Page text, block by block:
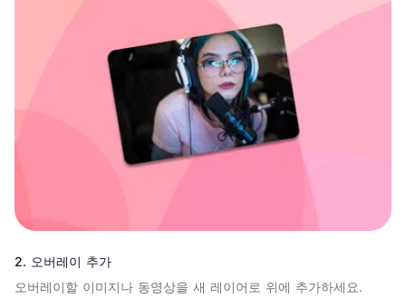
2. 오버레이 추가
오버레이할 이미지나 동영상을 새 레이어로 위에 추가하세요.